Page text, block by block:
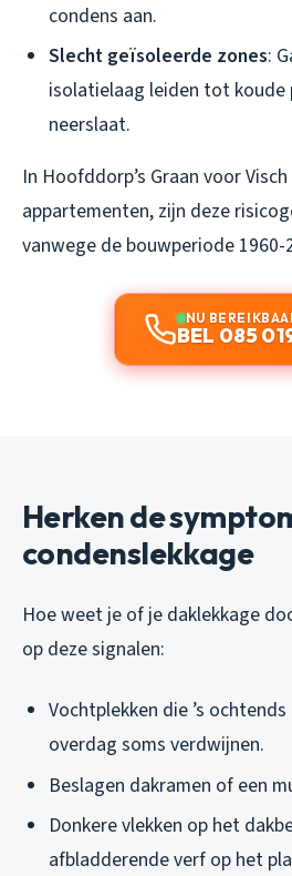
condens aan.
Slecht geïsoleerde zones:
isolatielaag leiden tot koude
neerslaat.
In Hoofddorp’s Graan voor
appartementen, zijn deze
vanwege de bouwperiode 1960-
NU
BEL 085
Herken de
condenslekkage
Hoe weet je of je daklekkage
op deze signalen:
Vochtplekken die ’s
overdag soms verdwijnen.
Beslagen dakramen of een
Donkere vlekken op het
afbladderende verf op het